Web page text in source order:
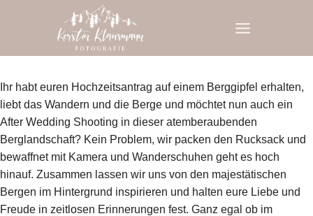
Ihr habt euren Hochzeitsantrag auf einem Berggipfel erhalten,
liebt das Wandern und die Berge und möchtet nun auch ein
After Wedding Shooting in dieser atemberaubenden
Berglandschaft? Kein Problem, wir packen den Rucksack und
bewaffnet mit Kamera und Wanderschuhen geht es hoch
hinauf. Zusammen lassen wir uns von den majestätischen
Bergen im Hintergrund inspirieren und halten eure Liebe und
Freude in zeitlosen Erinnerungen fest. Ganz egal ob im